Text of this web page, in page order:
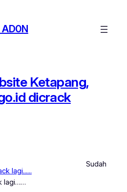
AD0N
Ketapang,
dicrack
lagi……
Sudah